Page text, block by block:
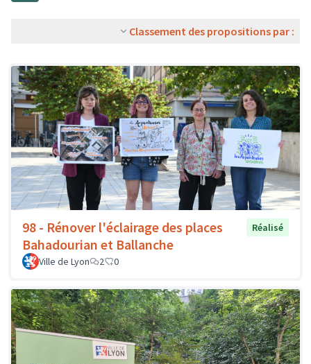
Classement des propositions par :
98 - Rénover l'éclairage des places
Bahadourian et Ballanche
Réalisé
Ville de Lyon 2 0